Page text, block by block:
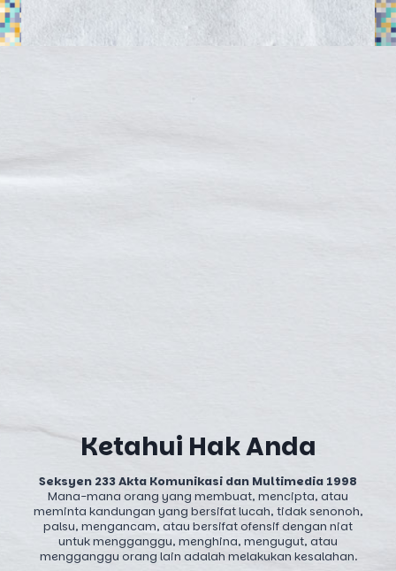
Ketahui Hak Anda
Seksyen 233 Akta Komunikasi dan Multimedia 1998
Mana-mana orang yang membuat, mencipta, atau
meminta kandungan yang bersifat lucah, tidak senonoh,
palsu, mengancam, atau bersifat ofensif dengan niat
untuk mengganggu, menghina, mengugut, atau
mengganggu orang lain adalah melakukan kesalahan.